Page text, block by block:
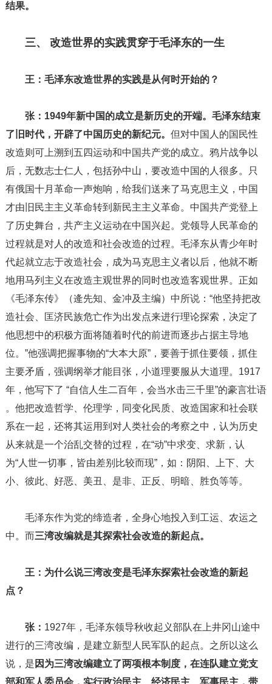
结果。
三、 改造世界的实践贯穿于毛泽东的一生
王：毛泽东改造世界的实践是从何时开始的？
张： 1949年新中国的成立是新历史的开端。毛泽东结束
了旧时代，开辟了中国历史的新纪元。 但对中国人的国民性
改造则可上溯到五四运动和中国共产党的成立。鸦片战争以
后，无数志士仁人，包括孙中山，要改造中国的人很多。只
有俄国十月革命一声炮响，给我们送来了马克思主义，中国
才由旧民主主义革命转到新民主主义革命。中国共产党登上
了历史舞台，共产主义运动在中国兴起。党领导人民革命的
过程就是对人的改造和社会改造的过程。毛泽东从青少年时
代起就立志于改造社会，成为马克思主义者以后，他就不断
地用马列主义在改造主观世界的同时也改造客观世界。正如
《毛泽东传》（逄先知、金冲及主编）中所说：“他坚持把改
造社会、匡济民族危亡作为出发点来进行理论探索，决定了
他思想中的积极方面将随着时代的前进而逐步占据主导地
位。”他强调把握事物的“大本大原”，要善于抓住要领，抓住
主要矛盾，强调纲举才能目张，小道理要服从大道理。1917
年，他写下了 “自信人生二百年，会当水击三千里”的豪言壮语
。他把改造哲学、伦理学，同变化民质、改造国家和社会联
系在一起，还将其运用到对人类社会的考察之中，认为历史
从来就是一个治乱交替的过程，在“动”中求变、求新，认
为“人世一切事，皆由差别比较而现”，如：阴阳、上下、大
小、彼此、好恶、美丑、是非、正反、明暗、胜负等等。
毛泽东作为党的缔造者，全身心地投入到工运、农运之
中。而三湾改编就是其探索社会改造的新起点。
王：为什么说三湾改变是毛泽东探索社会改造的新起
点？
张： 1927年，毛泽东领导秋收起义部队在上井冈山途中
进行的三湾改编，是建立新型人民军队的起点。之所以这么
说，是 因为三湾改编建立了两项根本制度，在连队建立党支
部和军人委员会，实行政治民主、经济民主、军事民主，带